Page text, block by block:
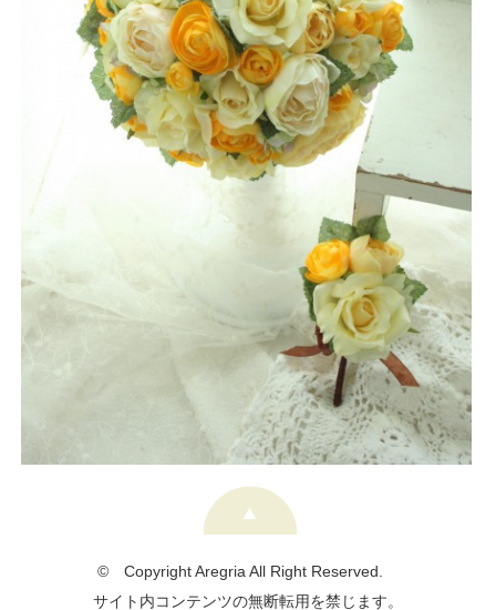
© Copyright Aregria All Right Reserved.
サイト内コンテンツの無断転用を禁じます。